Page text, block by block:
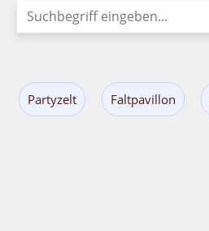
Mobiliar
Tisch
Partyzelt Faltpavillon